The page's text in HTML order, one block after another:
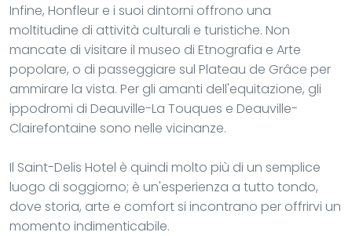
Infine, Honfleur e i suoi dintorni offrono una
moltitudine di attività culturali e turistiche. Non
mancate di visitare il museo di Etnografia e Arte
popolare, o di passeggiare sul Plateau de Grâce per
ammirare la vista. Per gli amanti dell'equitazione, gli
ippodromi di Deauville-La Touques e Deauville-
Clairefontaine sono nelle vicinanze.
Il Saint-Delis Hotel è quindi molto più di un semplice
luogo di soggiorno; è un'esperienza a tutto tondo,
dove storia, arte e comfort si incontrano per offrirvi un
momento indimenticabile.